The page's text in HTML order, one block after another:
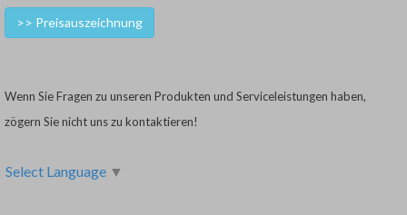
>> Preisauszeichnung
Wenn Sie Fragen zu unseren Produkten und Serviceleistungen haben,
zögern Sie nicht uns zu kontaktieren!
Select Language ▼